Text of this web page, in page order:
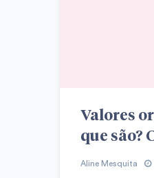
Valores
que são?
Aline Mesquita